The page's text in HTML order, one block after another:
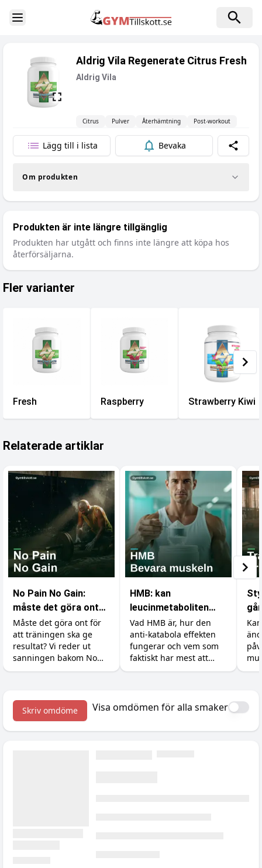
Toggle Sidebar
Aldrig Vila Regenerate Citrus Fresh
Aldrig Vila
Citrus Pulver Återhämtning Post-workout
Lägg till i lista Bevaka Dela
Om produkten
Produkten är inte längre tillgänglig
Produkten har utgått och finns inte längre att köpa hos
återförsäljarna.
Fler varianter
Fresh Raspberry Strawberry Kiwi
Relaterade artiklar
No Pain No Gain:
måste det göra ont
för att bygga
muskler?
Måste det göra ont för
att träningen ska ge
resultat? Vi reder ut
sanningen bakom No
Pain No Gain, vad
maxar återhämtningen.
HMB: kan
leucinmetaboliten
skydda dina muskler?
Vad HMB är, hur den
anti-katabola effekten
fungerar och vem som
faktiskt har mest att
vinna på tillskottet.
Skriv omdöme Visa omdömen för alla smaker